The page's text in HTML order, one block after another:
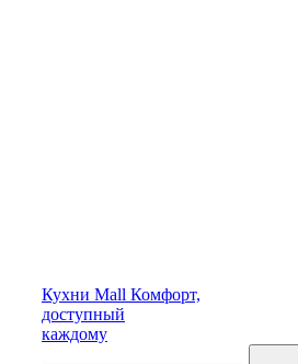
Кухни Mall Комфорт,
доступный
каждому